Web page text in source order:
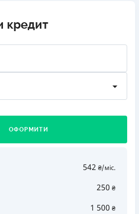
кредит
ОФОРМИТИ
542 ₴/міс.
250 ₴
1 500 ₴